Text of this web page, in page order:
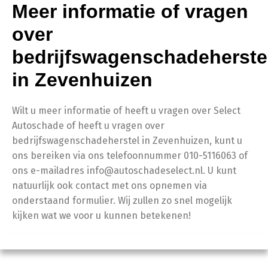
Meer informatie of vragen
over
in Zevenhuizen
Wilt u meer informatie of heeft u vragen over Select
Autoschade of heeft u vragen over
bedrijfswagenschadeherstel in Zevenhuizen, kunt u
ons bereiken via ons telefoonnummer 010-5116063 of
ons e-mailadres info@autoschadeselect.nl. U kunt
natuurlijk ook contact met ons opnemen via
onderstaand formulier. Wij zullen zo snel mogelijk
kijken wat we voor u kunnen betekenen!